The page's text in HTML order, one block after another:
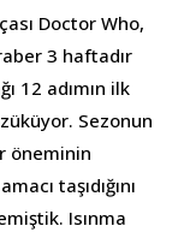
Doctor Who,
3 haftadır
12 adımın ilk
Sezonun
öneminin
taşıdığını
Isınma